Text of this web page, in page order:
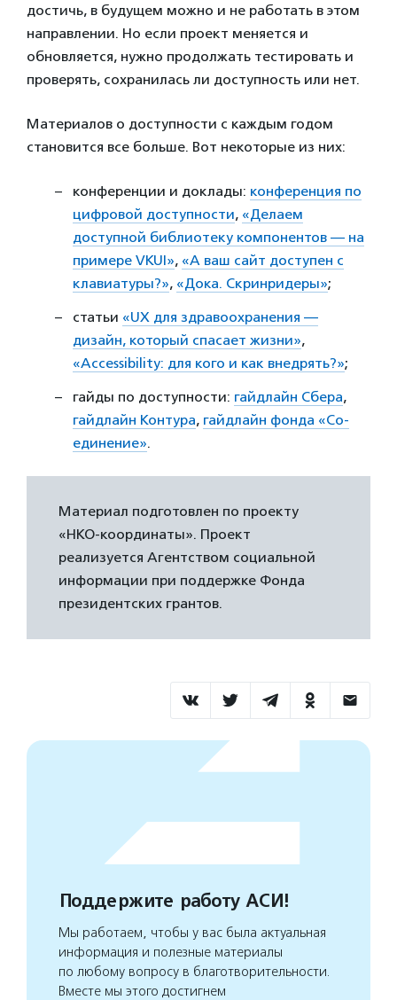
достичь, в будущем можно и не работать в этом
направлении. Но если проект меняется и
обновляется, нужно продолжать тестировать и
проверять, сохранилась ли доступность или нет.
Материалов о доступности с каждым годом
становится все больше. Вот некоторые из них:
конференции и доклады: конференция по
цифровой доступности, «Делаем
доступной библиотеку компонентов — на
примере VKUI», «А ваш сайт доступен с
клавиатуры?», «Дока. Скринридеры»;
статьи «UX для здравоохранения —
дизайн, который спасает жизни»,
«Accessibility: для кого и как внедрять?»;
гайды по доступности: гайдлайн Сбера,
гайдлайн Контура, гайдлайн фонда «Со-
единение».
Материал подготовлен по проекту
«НКО-координаты». Проект
реализуется Агентством социальной
информации при поддержке Фонда
президентских грантов.
Поддержите работу АСИ!
Мы работаем, чтобы у вас была актуальная
информация и полезные материалы
по любому вопросу в благотворительности.
Вместе мы этого достигнем